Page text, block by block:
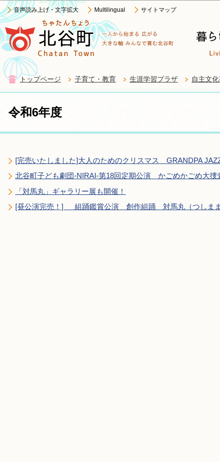
音声読み上げ・文字拡大 Multilingual サイトマップ
トップページ 子育て・教育 生涯学習プラザ 自主文
令和6年度
[完売いたしました]大人のためのクリスマス GRANDPA
北谷町子ども劇団-NIRAI-第18回定期公演 かごめかごめ大捜
「対馬丸」ギャラリー展も開催！
[昼公演完売！] 組踊鑑賞公演 創作組踊 対馬丸（つしま